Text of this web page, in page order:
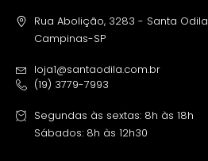
Rua Abolição, 3283 - Santa Odila
Campinas-SP
loja1@santaodila.com.br
(19) 3779-7993
Segundas às sextas: 8h às 18h
Sábados: 8h às 12h30